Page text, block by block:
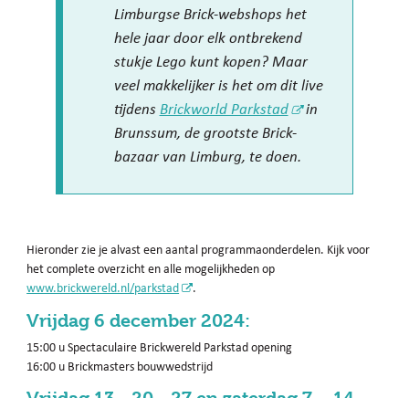
Limburgse Brick-webshops het
hele jaar door elk ontbrekend
stukje Lego kunt kopen? Maar
veel makkelijker is het om dit live
tijdens Brickworld Parkstad
in
Brunssum, de grootste Brick-
bazaar van Limburg, te doen.
Hieronder zie je alvast een aantal programmaonderdelen. Kijk voor
het complete overzicht en alle mogelijkheden op
www.brickwereld.nl/parkstad
.
Vrijdag 6 december 2024:
15:00 u Spectaculaire Brickwereld Parkstad opening
16:00 u Brickmasters bouwwedstrijd